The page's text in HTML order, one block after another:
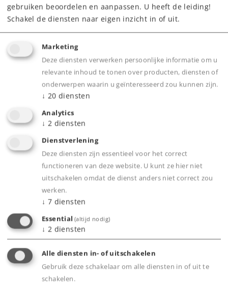
Märklin Start up Club
Voor nog meer informatie en plezier rond om
het thema modelspoorbaan is er de Märklin
Het Start up Club Magazin verschijnt 6 maal per
jaar en biedt vele interessante verhalen, dolle
komische situaties met hoofrolspeler Tim
Tender en veel speelplezier rondom de
(model-)spoorbaan!
DuitseofEngelse
Website is nog veel meer te ontdekken.
Meer over de Märklin Start up Club
gebruiken beoordelen en aanpassen. U heeft de leiding!
Schakel de diensten naar eigen inzicht in of uit.
Marketing
Deze diensten verwerken persoonlijke informatie om u
relevante inhoud te tonen over producten, diensten of
onderwerpen waarin u geïnteresseerd zou kunnen zijn.
↓ 20 diensten
Analytics
↓ 2 diensten
Dienstverlening
Deze diensten zijn essentieel voor het correct
functioneren van deze website. U kunt ze hier niet
uitschakelen omdat de dienst anders niet correct zou
werken.
↓ 7 diensten
Essential (altijd nodig)
↓ 2 diensten
Alle diensten in- of uitschakelen
Gebruik deze schakelaar om alle diensten in of uit te
schakelen.